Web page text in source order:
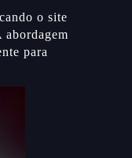
o site
para